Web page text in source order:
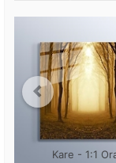
Kare - 1:1